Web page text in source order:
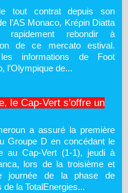
tout contrat depuis son
l’AS Monaco, Krépin Diatta
rapidement rebondir à
de ce mercato estival.
informations de Foot
l’Olympique de...
le Cap-Vert s'offre un
a assuré la première
Groupe D en concédant le
au Cap-Vert (1-1), jeudi à
lors de la troisième et
journée de la phase de
de la TotalEnergies...